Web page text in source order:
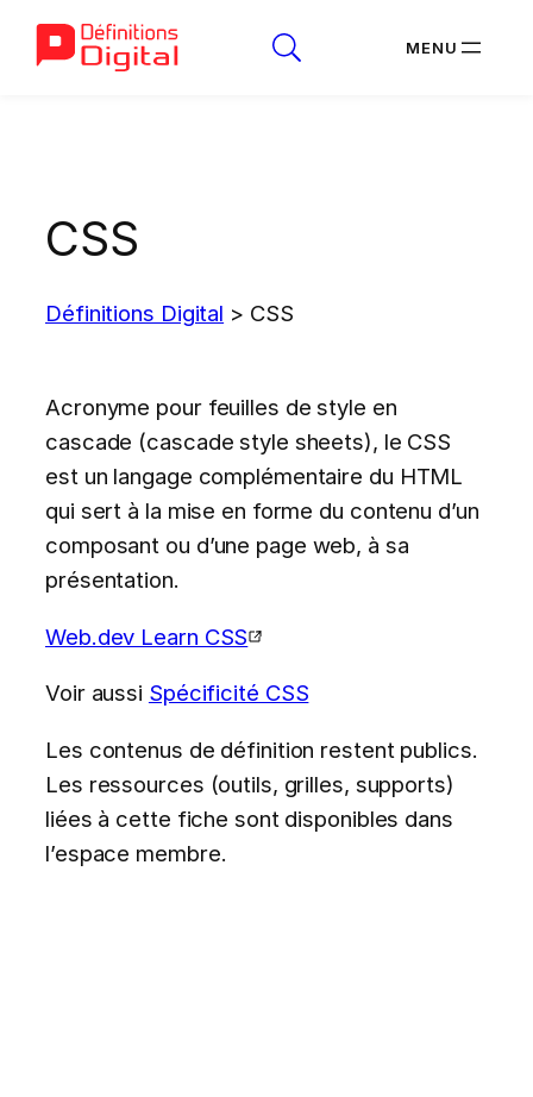
CSS
Définitions Digital > CSS
Acronyme pour feuilles de style en
cascade (cascade style sheets), le CSS
est un langage complémentaire du HTML
qui sert à la mise en forme du contenu d’un
composant ou d’une page web, à sa
présentation.
Web.dev Learn CSS
Voir aussi Spécificité CSS
Les contenus de définition restent publics.
Les ressources (outils, grilles, supports)
liées à cette fiche sont disponibles dans
l’espace membre.